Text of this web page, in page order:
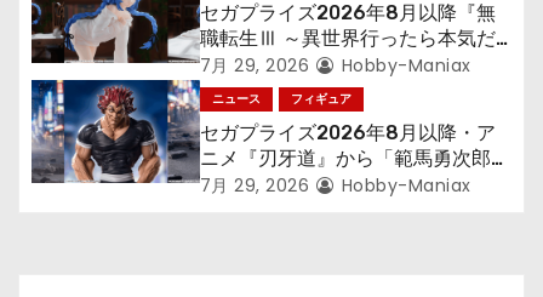
セガプライズ2026年8月以降『無
職転生Ⅲ ～異世界行ったら本気だ
す～』から「ロキシー」のフィギュ
アが登場！
7月 29, 2026 Hobby-Maniax
ニュース フィギュア
セガプライズ2026年8月以降・ア
ニメ『刃牙道』から「範馬勇次郎」
が登場ッッ!!
7月 29, 2026 Hobby-Maniax